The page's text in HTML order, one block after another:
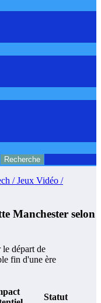
/ Jeux Vidéo /
Manchester selon
Statut